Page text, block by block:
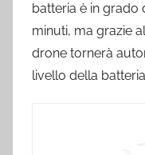
batteria è in
minuti, ma grazie
drone tornerà
livello della